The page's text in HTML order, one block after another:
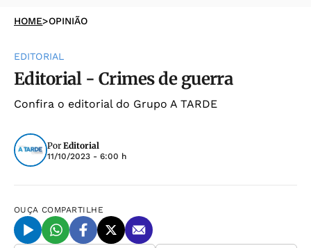
HOME>OPINIÃO
EDITORIAL
Editorial - Crimes de guerra
Confira o editorial do Grupo A TARDE
Por Editorial
11/10/2023 - 6:00 h
OUÇA COMPARTILHE